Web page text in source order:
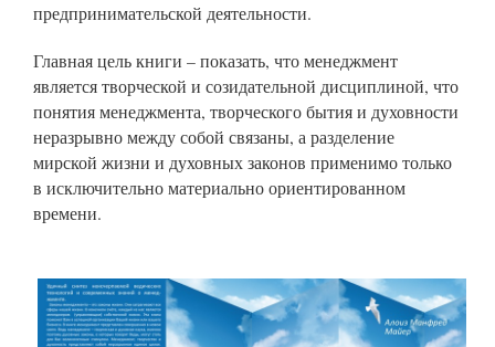
предпринимательской деятельности.
Главная цель книги – показать, что менеджмент
является творческой и созидательной дисциплиной, что
понятия менеджмента, творческого бытия и духовности
неразрывно между собой связаны, а разделение
мирской жизни и духовных законов применимо только
в исключительно материально ориентированном
времени.